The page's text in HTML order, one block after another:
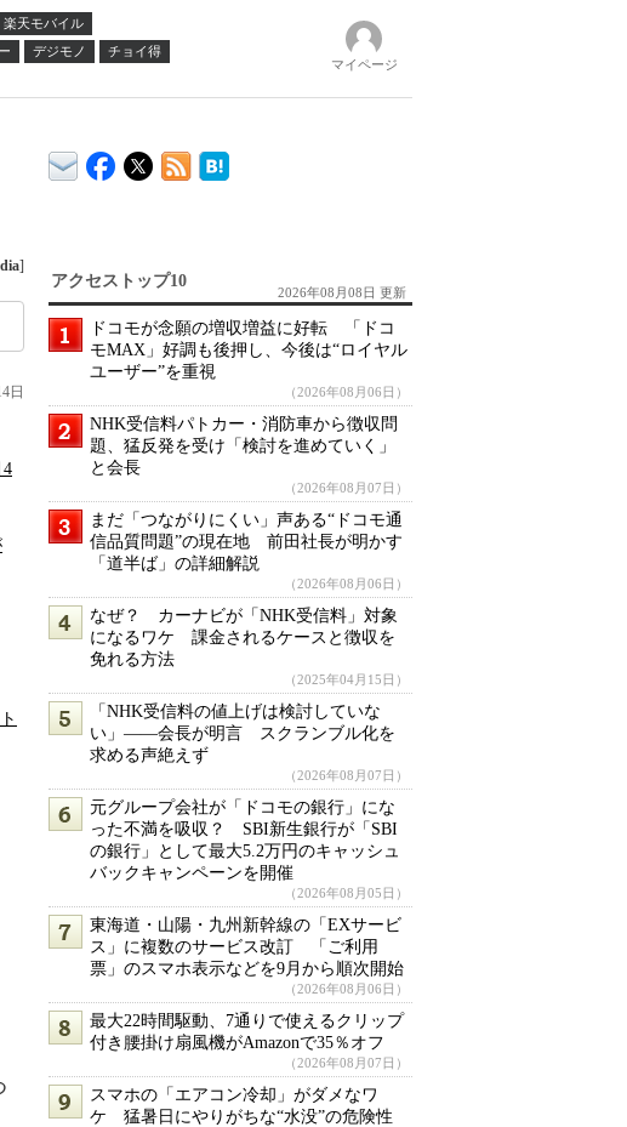
楽天モバイル
デジモノ
チョイ得
マイページ
]
日
4
アクセストップ10
2026年08月08日 更新
ドコモが念願の増収増益に好転 「ドコ
モMAX」好調も後押し、今後は“ロイヤル
ユーザー”を重視
（2026年08月06日）
NHK受信料パトカー・消防車から徴収問
題、猛反発を受け「検討を進めていく」
と会長
（2026年08月07日）
まだ「つながりにくい」声ある“ドコモ通
信品質問題”の現在地 前田社長が明かす
「道半ば」の詳細解説
（2026年08月06日）
なぜ？ カーナビが「NHK受信料」対象
になるワケ 課金されるケースと徴収を
免れる方法
（2025年04月15日）
「NHK受信料の値上げは検討していな
い」――会長が明言 スクランブル化を
求める声絶えず
（2026年08月07日）
元グループ会社が「ドコモの銀行」にな
った不満を吸収？ SBI新生銀行が「SBI
の銀行」として最大5.2万円のキャッシュ
バックキャンペーンを開催
（2026年08月05日）
東海道・山陽・九州新幹線の「EXサービ
ス」に複数のサービス改訂 「ご利用
票」のスマホ表示などを9月から順次開始
（2026年08月06日）
最大22時間駆動、7通りで使えるクリップ
付き腰掛け扇風機がAmazonで35％オフ
（2026年08月07日）
スマホの「エアコン冷却」がダメなワ
ケ 猛暑日にやりがちな“水没”の危険性